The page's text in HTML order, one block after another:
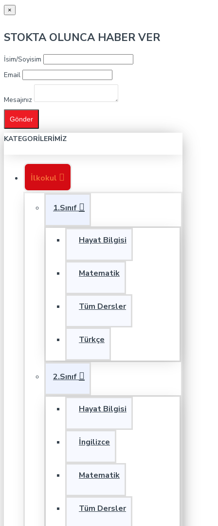
×
STOKTA OLUNCA HABER VER
İsim/Soyisim
Email
Mesajınız
Gönder
KATEGORILERIMIZ
İlkokul
1.Sınıf
Hayat Bilgisi
Matematik
Tüm Dersler
Türkçe
2.Sınıf
Hayat Bilgisi
İngilizce
Matematik
Tüm Dersler